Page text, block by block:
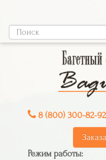
8 (800) 300-82-92
Режим работы: